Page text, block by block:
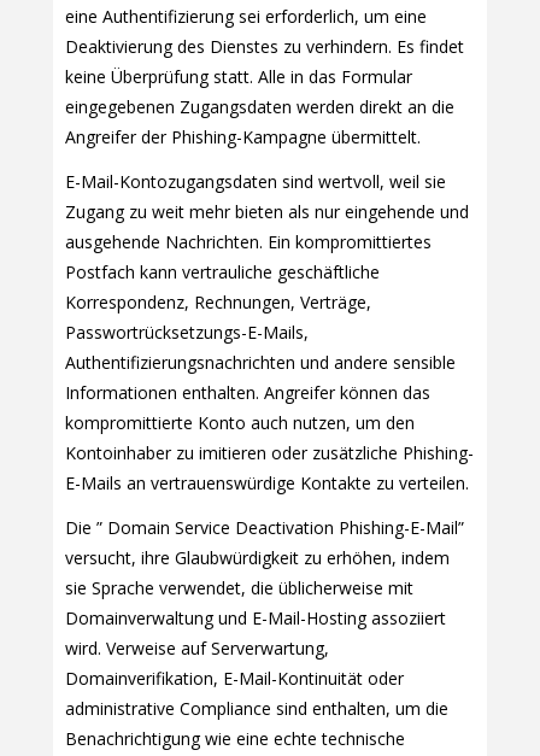
eine Authentifizierung sei erforderlich, um eine
Deaktivierung des Dienstes zu verhindern. Es findet
keine Überprüfung statt. Alle in das Formular
eingegebenen Zugangsdaten werden direkt an die
Angreifer der Phishing-Kampagne übermittelt.
E-Mail-Kontozugangsdaten sind wertvoll, weil sie
Zugang zu weit mehr bieten als nur eingehende und
ausgehende Nachrichten. Ein kompromittiertes
Postfach kann vertrauliche geschäftliche
Korrespondenz, Rechnungen, Verträge,
Passwortrücksetzungs-E-Mails,
Authentifizierungsnachrichten und andere sensible
Informationen enthalten. Angreifer können das
kompromittierte Konto auch nutzen, um den
Kontoinhaber zu imitieren oder zusätzliche Phishing-
E-Mails an vertrauenswürdige Kontakte zu verteilen.
Die ” Domain Service Deactivation Phishing-E-Mail”
versucht, ihre Glaubwürdigkeit zu erhöhen, indem
sie Sprache verwendet, die üblicherweise mit
Domainverwaltung und E-Mail-Hosting assoziiert
wird. Verweise auf Serverwartung,
Domainverifikation, E-Mail-Kontinuität oder
administrative Compliance sind enthalten, um die
Benachrichtigung wie eine echte technische